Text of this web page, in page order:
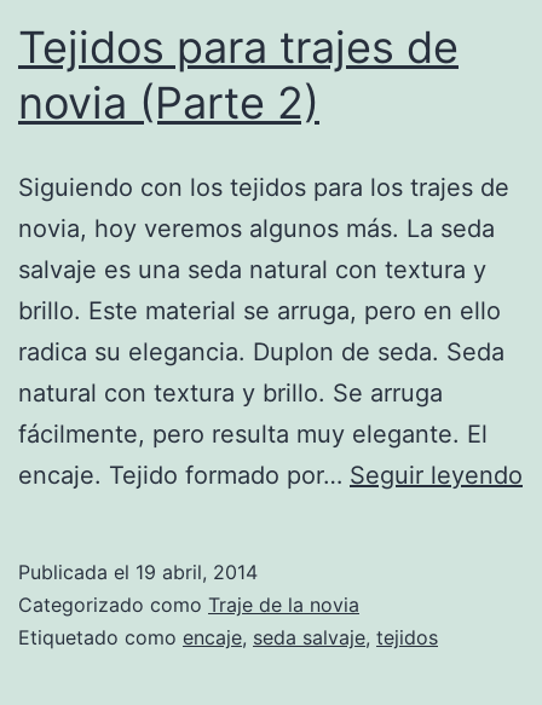
Tejidos para trajes de
novia (Parte 2)
Siguiendo con los tejidos para los trajes de
novia, hoy veremos algunos más. La seda
salvaje es una seda natural con textura y
brillo. Este material se arruga, pero en ello
radica su elegancia. Duplon de seda. Seda
natural con textura y brillo. Se arruga
fácilmente, pero resulta muy elegante. El
encaje. Tejido formado por… Seguir leyendo
Publicada el 19 abril, 2014
Categorizado como Traje de la novia
Etiquetado como encaje, seda salvaje, tejidos